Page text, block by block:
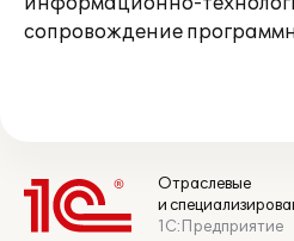
сопровождение
Отраслевые
и
1С:Предприятие